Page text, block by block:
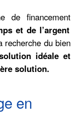
de financement
et de l’argent
recherche du bien
idéale et
solution.
en